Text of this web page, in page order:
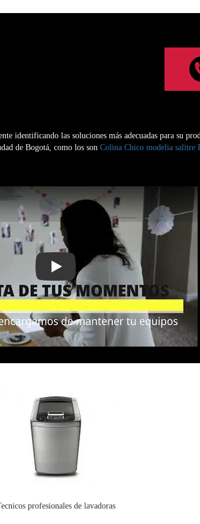
identificando las soluciones más adecuadas para su
de Bogotá, como los son Colina Chico modelia salitre
Servicio técnico para electrodomésticos
profesionales de lavadoras